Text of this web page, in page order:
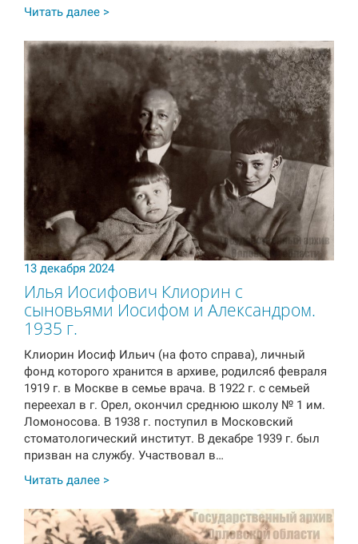
Читать далее >
13 декабря 2024
Илья Иосифович Клиорин с
сыновьями Иосифом и Александром.
1935 г.
Клиорин Иосиф Ильич (на фото справа), личный
фонд которого хранится в архиве, родился6 февраля
1919 г. в Москве в семье врача. В 1922 г. с семьей
переехал в г. Орел, окончил среднюю школу № 1 им.
Ломоносова. В 1938 г. поступил в Московский
стоматологический институт. В декабре 1939 г. был
призван на службу. Участвовал в…
Читать далее >